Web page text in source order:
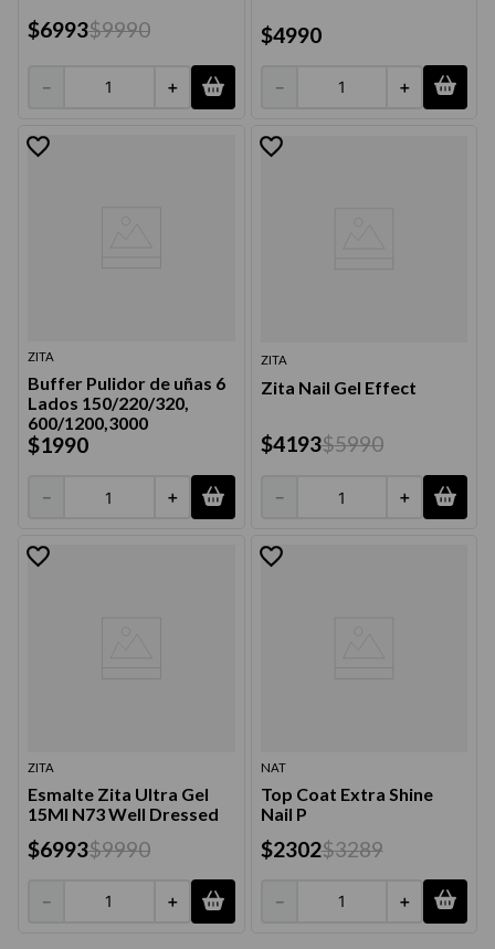
$6993$9990
＋
－
$4990
＋
－
ZITA
Buffer Pulidor de uñas 6
Lados 150/220/320,
600/1200,3000
$1990
＋
－
ZITA
Zita Nail Gel Effect
$4193$5990
＋
－
ZITA
Esmalte Zita Ultra Gel
15Ml N73 Well Dressed
$6993$9990
＋
－
NAT
Top Coat Extra Shine
Nail P
$2302$3289
＋
－